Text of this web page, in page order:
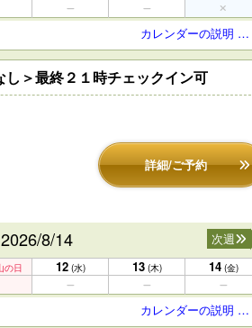
カレンダーの説明 …
し＞最終２１時チェックイン可
詳細/ご予約
8/14
次週
の日 12 (水) 13 (木) 14 (金)
カレンダーの説明 …